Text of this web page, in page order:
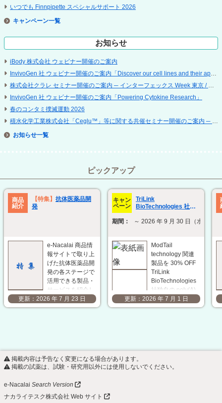
いつでも Finnpipette スペシャルサポート 2026
キャンペーン
お知らせ
iBody 株式会社 ウェビナー開催のご案内
InvivoGen 社 ウェビナー開催のご案内「Discover our cell lines and their applications」
株式会社クラレ セミナー開催のご案内 ─ インターフェックス Week 東京 / 再生医療 EXPO 東京
InvivoGen 社 ウェビナー開催のご案内「Powering Cytokine Research」
春のコンタミ撲滅運動 2026
積水化学工業株式会社「Ceglu™」等に関する共催セミナー開催のご案内 ─ 第 25 回 日本再生医療学会総会
お知らせ
ピックアップ
商品
紹介
【特集】 抗体医薬品開
発
e-Nacalai 商品情
報サイトで取り上
げた抗体医薬品開
発の各ステージで
活用できる製品・
サービスを紹介し
ます。研究開発の
効率化と成果の最
ートします。 抗
原作製
ACROBiosystems
型タンパク質
VLP（ウイ…
2026 年 7 月 23 日
キャン
ペーン
TriLink
BioTechnologies 社
連製品 30% OFF キャン
期間： ～ 2026 年 9 月 30 日（水）
ModTail
technology 関連
製品を 30% OFF
TriLink
BioTechnologies
社独自の poly(A)
tail 修飾技術
「ModTail」は、
修飾基を付加する
発現…
2026 年 7 月 1 日
掲載内容は予告なく変更になる場合があります。
掲載の試薬は、試験・研究用以外には使用しないでください。
e-Nacalai Search Version
ナカライテスク株式会社 Web サイト